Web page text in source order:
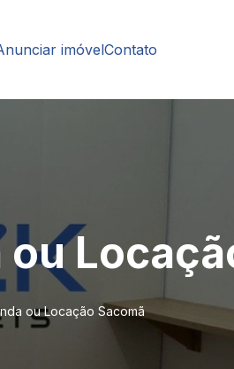
imóvelContato
ou Locação Sacomã